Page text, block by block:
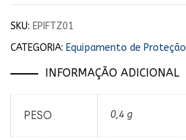
SKU: EPIFTZ01
CATEGORIA: Equipamento de Proteção
INFORMAÇÃO ADICIONAL
PESO 0,4 g